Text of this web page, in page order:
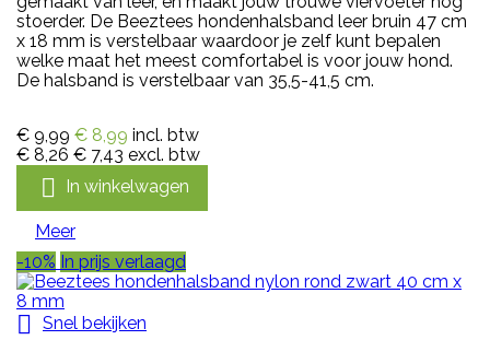
stoerder. De Beeztees hondenhalsband leer bruin 47 cm
x 18 mm is verstelbaar waardoor je zelf kunt bepalen
welke maat het meest comfortabel is voor jouw hond.
De halsband is verstelbaar van 35,5-41,5 cm.
€ 9,99 € 8,99 incl. btw
€ 8,26 € 7,43 excl. btw
 In winkelwagen
Meer
-10% In prijs verlaagd
 Snel bekijken